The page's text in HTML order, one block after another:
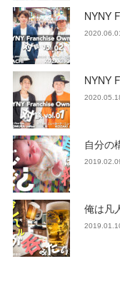
NYNY
NYNY
自分の
俺は凡